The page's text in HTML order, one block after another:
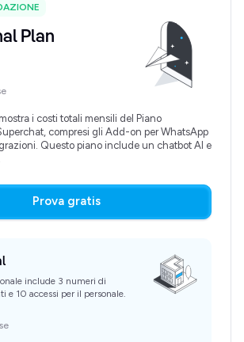
Plan
i costi totali mensili del Piano
compresi gli Add-on per WhatsApp
Questo piano include un chatbot AI e
Prova gratis
include 3 numeri di
e 10 accessi per il personale.